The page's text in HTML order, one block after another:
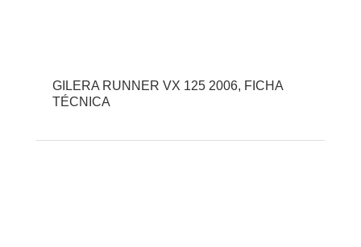
GILERA RUNNER VX 125 2006, FICHA
TÉCNICA